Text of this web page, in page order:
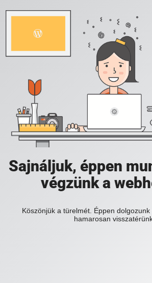
Sajnáljuk, éppen
végzünk a
Köszönjük a türelmét. Éppen
hamarosan